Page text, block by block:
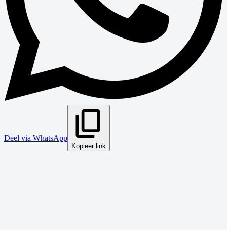
Deel via WhatsApp
Kopieer link